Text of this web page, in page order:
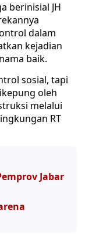
berinisial JH
dalam
kejadian
baik.
sosial, tapi
oleh
melalui
RT
Jabar